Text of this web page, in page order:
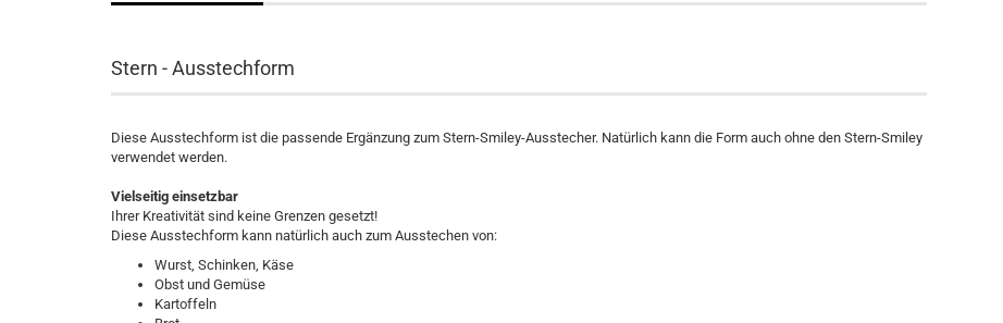
Stern - Ausstechform
Diese Ausstechform ist die passende Ergänzung zum Stern-Smiley-Ausstecher. Natürlich kann die Form auch ohne den Stern-Smiley
verwendet werden.
Vielseitig einsetzbar
Ihrer Kreativität sind keine Grenzen gesetzt!
Diese Ausstechform kann natürlich auch zum Ausstechen von:
Wurst, Schinken, Käse
Obst und Gemüse
Kartoffeln